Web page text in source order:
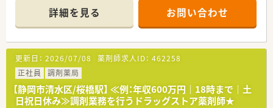
【店舗情報と応需状況について】
■最寄り駅の「御門台駅」から、徒歩5分という通勤に大変便利な
立地です。
■主に内科・耳鼻科・小児科・婦人科を応需しており、1日の処方
箋枚数は平均86枚程度です。
■薬剤師は常勤3名と非常勤1名、事務員3名が在籍し、協力体制
が整っています。
【こんな方が活躍中】
■ライフイベントと仕事を両立させながら、キャリアを継続して
詳細を見る お問い合わせ
更新日： 2026/07/08 薬剤師求人ID： 462258
正社員
調剤薬局
【静岡市清水区/桜橋駅】 ≪例：年収600万円｜18時まで｜土
日祝日休み≫調剤業務を行うドラッグストア薬剤師★